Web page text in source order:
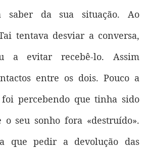
saber da sua situação. Ao
tentava desviar a conversa,
a evitar recebê-lo. Assim
entre os dois. Pouco a
percebendo que tinha sido
o seu sonho fora «destruído».
que pedir a devolução das